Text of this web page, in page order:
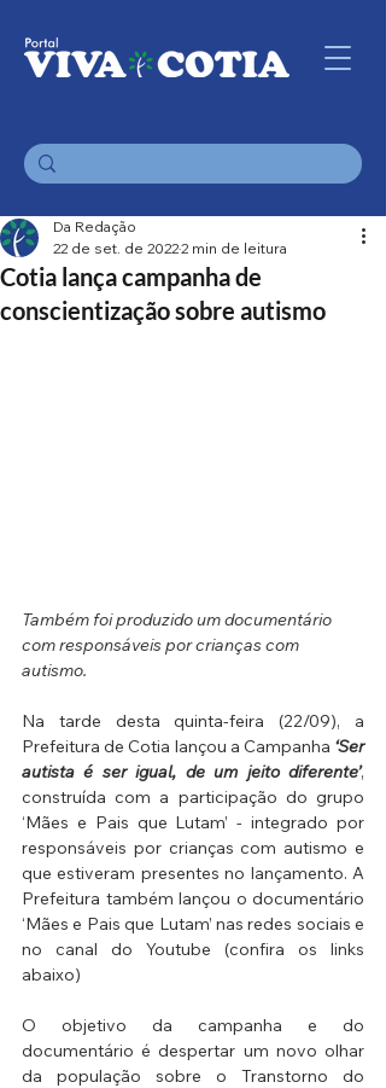
Cotia lança campanha de
conscientização sobre autismo
Da Redação
22 de set. de 20222 min de leitura
Também foi produzido um documentário
com responsáveis por crianças com
autismo.
Na tarde desta quinta-feira (22/09), a
Prefeitura de Cotia lançou a Campanha ‘Ser
autista é ser igual, de um jeito diferente’,
construída com a participação do grupo
‘Mães e Pais que Lutam’ - integrado por
responsáveis por crianças com autismo e
que estiveram presentes no lançamento. A
Prefeitura também lançou o documentário
‘Mães e Pais que Lutam’ nas redes sociais e
no canal do Youtube (confira os links
abaixo)
O objetivo da campanha e do
documentário é despertar um novo olhar
da população sobre o Transtorno do